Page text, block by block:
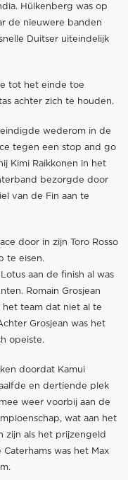
Hülkenberg was op
de nieuwere banden
Duitser uiteindelijk
tot het einde toe
achter zich te houden.
eindigde wederom in de
tegen een stop and go
Kimi Raikkonen in het
bezorgde door
van de Fin aan te
door in zijn Toro Rosso
te eisen.
aan de finish al was
Romain Grosjean
team dat niet al te
Grosjean was het
opeiste.
doordat Kamui
en dertiende plek
weer voorbij aan de
wat aan het
zijn als het prijzengeld
was het Max